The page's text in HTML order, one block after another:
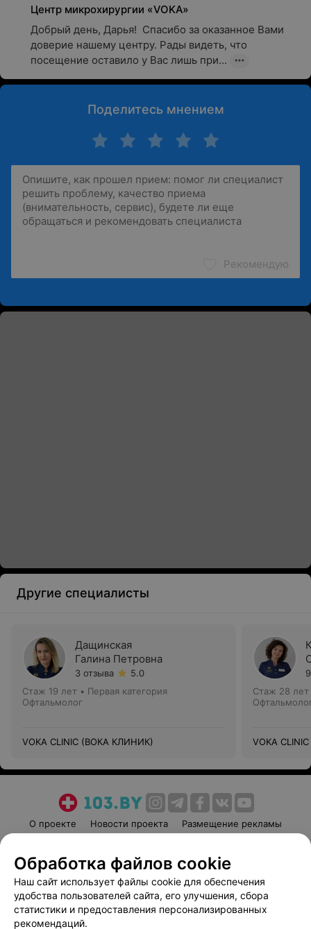
Центр микрохирургии «VOKA»
Добрый день, Дарья!  Спасибо за оказанное Вами
доверие нашему центру. Рады видеть, что
посещение оставило у Вас лишь при...
Поделитесь мнением
Рекомендую
Другие специалисты
Дащинская
Галина Петровна
3 отзыва
5.0
Стаж 19 лет • Первая категория
Офтальмолог
VOKA CLINIC (ВОКА КЛИНИК)
Стаж 28 лет
VOKA
О проекте Новости проекта
Размещение рекламы
Пользовательское соглашение
Способы оплаты
Вакансии
Партнеры
Написать руководителю 103.by
Обработка файлов cookie
Наш сайт использует файлы cookie для обеспечения
удобства пользователей сайта, его улучшения, сбора
статистики и предоставления персонализированных
рекомендаций.